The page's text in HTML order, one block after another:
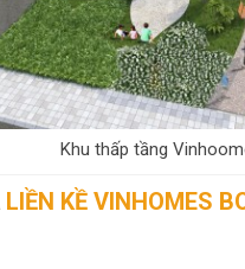
Khu thấp tầng
LIỀN KỀ VINHOMES